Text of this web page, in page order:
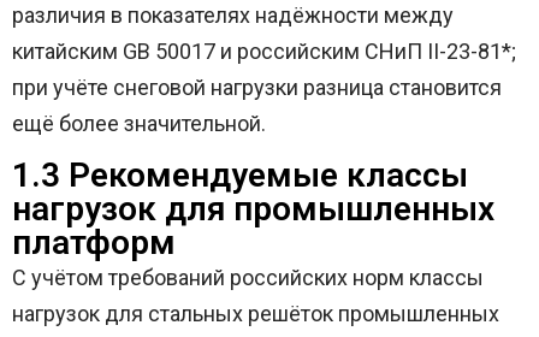
различия в показателях надёжности между
китайским GB 50017 и российским СНиП II-23-81*;
при учёте снеговой нагрузки разница становится
ещё более значительной.
1.3 Рекомендуемые классы
нагрузок для промышленных
платформ
С учётом требований российских норм классы
нагрузок для стальных решёток промышленных